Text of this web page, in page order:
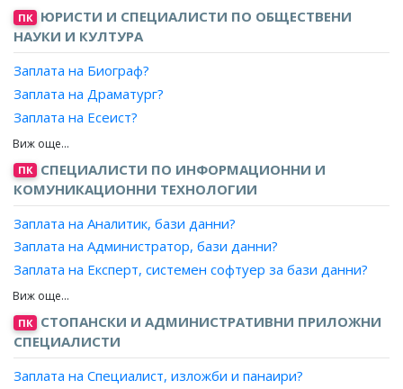
Заплата на Мениджър, ключови клиенти?
Заплата на Експерт доставки, преработваща
промишленост?
Заплата на Мениджър, проекти?
Заплата на Експерт, продажби?
Заплата на Търговски пълномощник?
Заплата на Ръководител търговски екип?
Заплата на Експерт, стопанска дейност?
Заплата на Експерт, бизнес развитие?
Заплата на Експерт, капитално строителство?
Заплата на Експерт, инженеринг?
Заплата на Експерт, логистика?
Заплата на Бизнес консултант?
Заплата на Консултант по управление?
Заплата на Анализатор, ефективност на търговската
дейност?
ПК ЮРИСТИ И СПЕЦИАЛИСТИ ПО ОБЩЕСТВЕНИ
НАУКИ И КУЛТУРА
Заплата на Биограф?
Заплата на Драматург?
Заплата на Есеист?
Заплата на Литературен сътрудник?
Заплата на Рецензент?
Заплата на Сценарист?
Заплата на Редактор, книги?
Заплата на Консултант, драматургичен?
Заплата на Критик?
Заплата на Писател/поет?
ПК СПЕЦИАЛИСТИ ПО ИНФОРМАЦИОННИ И
КОМУНИКАЦИОННИ ТЕХНОЛОГИИ
Заплата на Аналитик, бази данни?
Заплата на Администратор, бази данни?
Заплата на Експерт, системен софтуер за бази данни?
Заплата на Проектант, бази данни?
Заплата на Програмист, бази данни?
ПК СТОПАНСКИ И АДМИНИСТРАТИВНИ ПРИЛОЖНИ
СПЕЦИАЛИСТИ
Заплата на Специалист, изложби и панаири?